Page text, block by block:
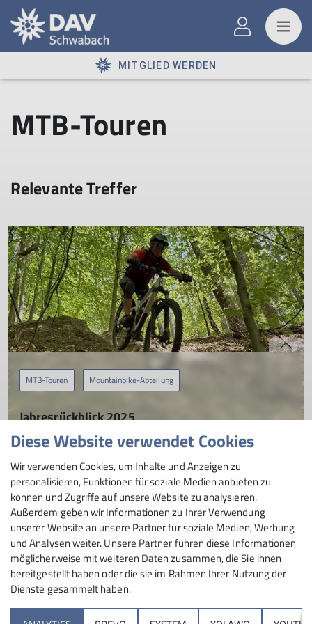
MITGLIED WERDEN
MTB-Touren
Relevante Treffer
MTB-Touren Mountainbike-Abteilung
Jahresrückblick 2025
01.01.2026
Ein ereignisreiches Jahr liegt hinter der Mountainbike-
Abteilung der DAV Sektion Schwabach: gemeinsame Touren,
ein gelungenes Hüttenwochenende in der Hersbrucker
Schweiz, Austausch mit anderen DAV-Sektionen und
Engagement im MTB-Netzwerk des DAV. Trotz mancher
Herausforderungen stand vor allem eines im Mittelpunkt –
die Freude am Biken und der starke Zusammenhalt unserer
Gruppe.
Andere Themen
Kletterabteilung Kletterabteilung Seniorengruppe Skitouren
Skitourengruppe Touren Wandergruppe
Diese Website verwendet Cookies
Wir verwenden Cookies, um Inhalte und Anzeigen zu
personalisieren, Funktionen für soziale Medien anbieten zu
können und Zugriffe auf unsere Website zu analysieren.
Außerdem geben wir Informationen zu Ihrer Verwendung
unserer Website an unsere Partner für soziale Medien, Werbung
und Analysen weiter. Unsere Partner führen diese Informationen
möglicherweise mit weiteren Daten zusammen, die Sie ihnen
bereitgestellt haben oder die sie im Rahmen Ihrer Nutzung der
Dienste gesammelt haben.